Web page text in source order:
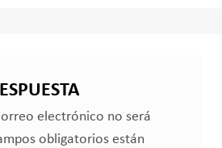
electrónico no será
obligatorios están